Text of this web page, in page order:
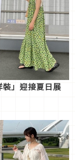
」迎接夏日展